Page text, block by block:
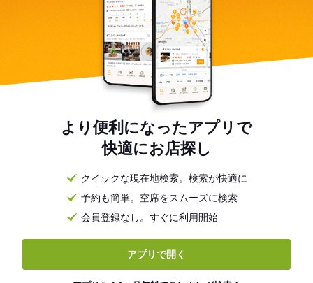
より便利になったアプリで
快適にお店探し
クイックな現在地検索。検索が快適に
予約も簡単。空席をスムーズに検索
会員登録なし。すぐに利用開始
アプリで開く